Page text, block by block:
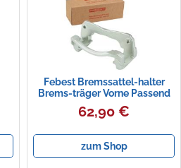
Febest Bremssattel-halter
Brems-träger Vorne Passend
Für Toyota Camry Isis
Bremssattelhaltersatz: Febest:
Toyota: 4772133130
62,90 €
zum Shop